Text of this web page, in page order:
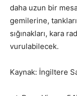
daha uzun bir
gemilerine,
sığınakları, kara
vurulabilecek.
Kaynak: İngiltere